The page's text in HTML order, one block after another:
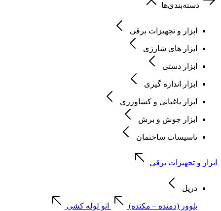
دسته‌بندی‌ها
ابزار و تجهیزات برقی
ابزار های شارژی
ابزار دستی
ابزار اندازه گیری
ابزار باغبانی و کشاورزی
ابزار جوش و برش
تاسیسات ساختمان
ابزار و تجهیزات برقی
دریل
بلوور (دمنده – مکنده) اتو لوله کشی